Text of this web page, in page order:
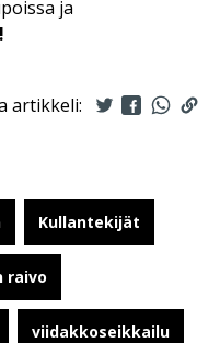
ja
artikkeli:
Kullantekijät
raivo
viidakkoseikkailu